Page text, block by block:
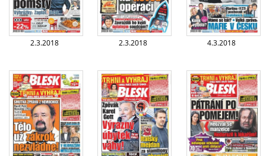
2.3.2018 2.3.2018 4.3.2018